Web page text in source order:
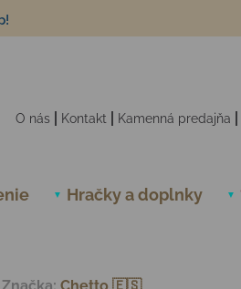
O nás Kontakt Kamenná predajňa
Hračky a doplnky
Značka: Chetto 🇪🇸